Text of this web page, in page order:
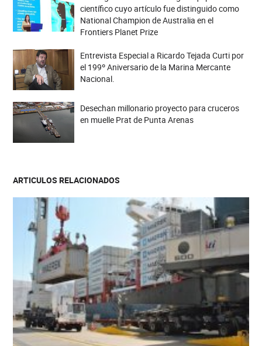
científico cuyo artículo fue distinguido como
National Champion de Australia en el
Frontiers Planet Prize
Entrevista Especial a Ricardo Tejada Curti por
el 199º Aniversario de la Marina Mercante
Nacional.
Desechan millonario proyecto para cruceros
en muelle Prat de Punta Arenas
ARTICULOS RELACIONADOS